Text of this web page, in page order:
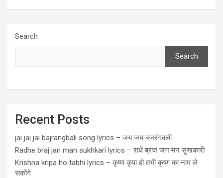
Search
Search
Recent Posts
jai jai jai bajrangbali song lyrics – जय जय बजरंगबली
Radhe braj jan man sukhkari lyrics – राधे ब्रज जन मन सुखकारी
Krishna kripa ho tabhi lyrics – कृष्ण कृपा हो तभी कृष्ण का नाम ले
सकोगे